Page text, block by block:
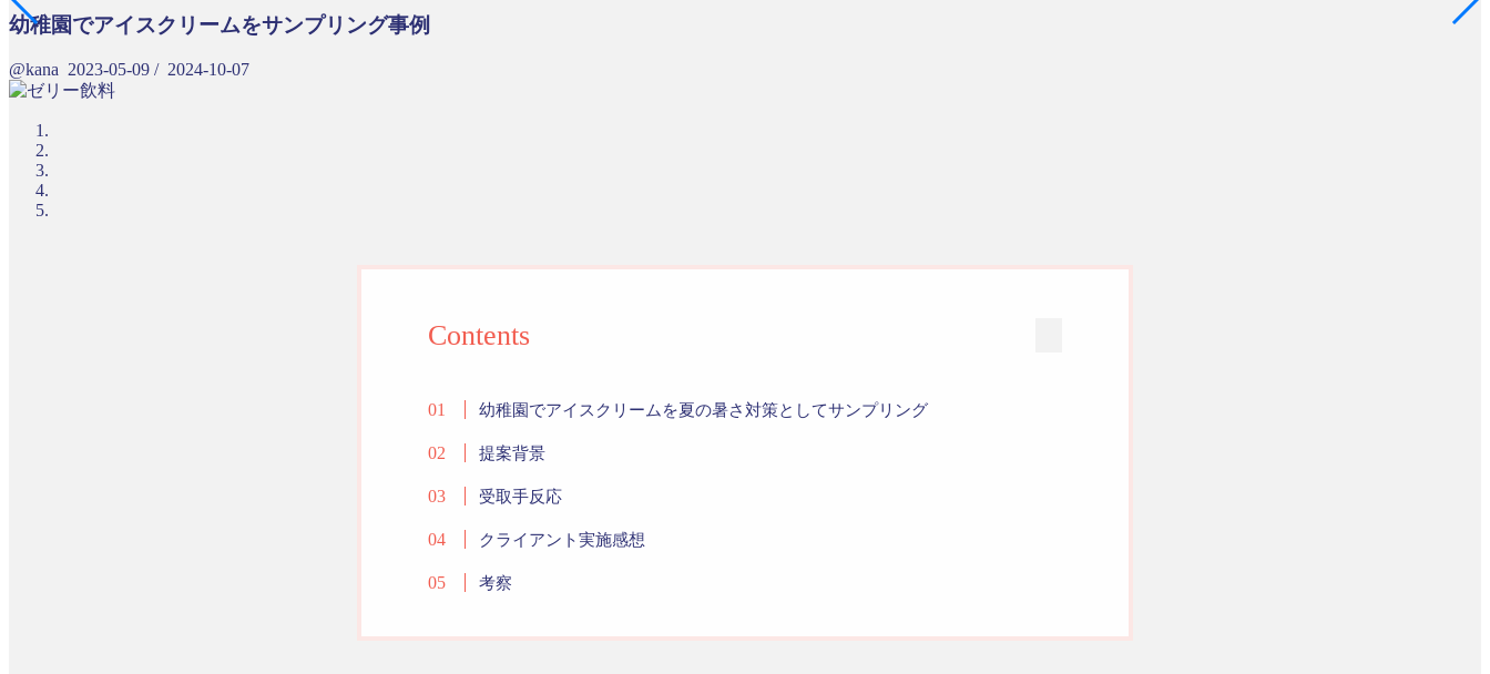
幼稚園でアイスクリームをサンプリング事例
@kana 2023-05-09 / 2024-10-07
Contents
幼稚園でアイスクリームを夏の暑さ対策としてサンプリング
提案背景
受取手反応
クライアント実施感想
考察